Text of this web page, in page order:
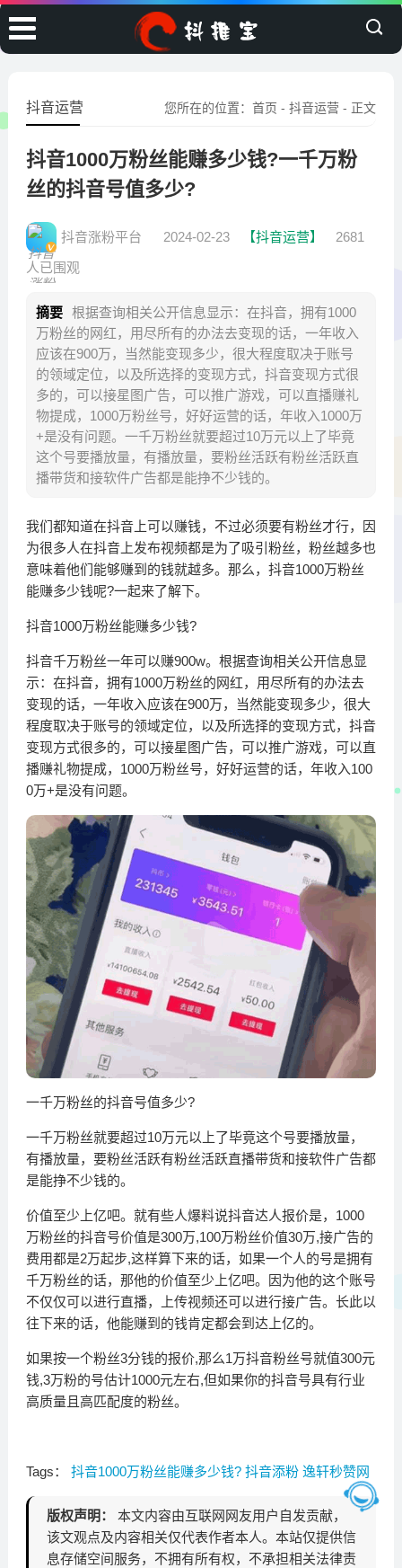
您所在的位置：首页 -抖音运营 - 正文
抖音运营
抖音1000万粉丝能赚多少钱?一千万粉
丝的抖音号值多少?
抖音涨粉平台 2024-02-23 【抖音运营】
2681
人已围观
摘要 根据查询相关公开信息显示：在抖音，拥有1000
万粉丝的网红，用尽所有的办法去变现的话，一年收入
应该在900万，当然能变现多少，很大程度取决于账号
的领域定位，以及所选择的变现方式，抖音变现方式很
多的，可以接星图广告，可以推广游戏，可以直播赚礼
物提成，1000万粉丝号，好好运营的话，年收入1000万
+是没有问题。一千万粉丝就要超过10万元以上了毕竟
这个号要播放量，有播放量，要粉丝活跃有粉丝活跃直
播带货和接软件广告都是能挣不少钱的。
我们都知道在抖音上可以赚钱，不过必须要有粉丝才行，因
为很多人在抖音上发布视频都是为了吸引粉丝，粉丝越多也
意味着他们能够赚到的钱就越多。那么，抖音1000万粉丝
能赚多少钱呢?一起来了解下。
抖音1000万粉丝能赚多少钱?
抖音千万粉丝一年可以赚900w。根据查询相关公开信息显
示：在抖音，拥有1000万粉丝的网红，用尽所有的办法去
变现的话，一年收入应该在900万，当然能变现多少，很大
程度取决于账号的领域定位，以及所选择的变现方式，抖音
变现方式很多的，可以接星图广告，可以推广游戏，可以直
播赚礼物提成，1000万粉丝号，好好运营的话，年收入100
0万+是没有问题。
一千万粉丝的抖音号值多少?
一千万粉丝就要超过10万元以上了毕竟这个号要播放量，
有播放量，要粉丝活跃有粉丝活跃直播带货和接软件广告都
是能挣不少钱的。
价值至少上亿吧。就有些人爆料说抖音达人报价是，1000
万粉丝的抖音号价值是300万,100万粉丝价值30万,接广告的
费用都是2万起步,这样算下来的话，如果一个人的号是拥有
千万粉丝的话，那他的价值至少上亿吧。因为他的这个账号
不仅仅可以进行直播，上传视频还可以进行接广告。长此以
往下来的话，他能赚到的钱肯定都会到达上亿的。
如果按一个粉丝3分钱的报价,那么1万抖音粉丝号就值300元
钱,3万粉的号估计1000元左右,但如果你的抖音号具有行业
高质量且高匹配度的粉丝。
Tags： 抖音1000万粉丝能赚多少钱? 抖音添粉 逸轩秒赞网
版权声明：
本文内容由互联网网友用户自发贡献，
该文观点及内容相关仅代表作者本人。本站仅提供信
息存储空间服务，不拥有所有权，不承担相关法律责